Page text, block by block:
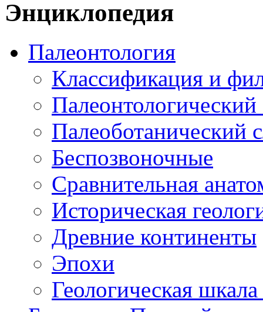
Энциклопедия
Палеонтология
Классификация и
Палеонтологический
Палеоботанический
Беспозвоночные
Сравнительная
Историческая
Древние континенты
Эпохи
Геологическая